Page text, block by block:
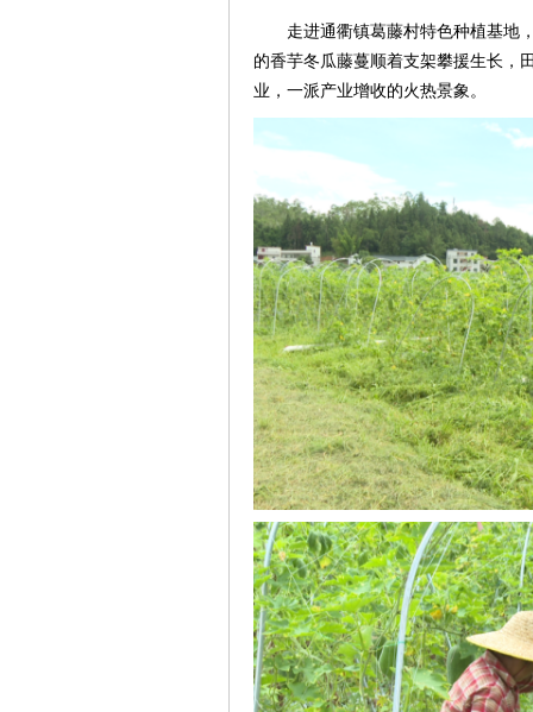
走进通衢镇葛藤村特色种植基地
的香芋冬瓜藤蔓顺着支架攀援生长，
业，一派产业增收的火热景象。